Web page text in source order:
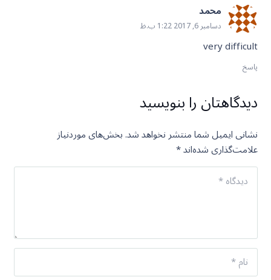
محمد
دسامبر 6, 2017 1:22 ب.ظ
very difficult
پاسخ
دیدگاهتان را بنویسید
نشانی ایمیل شما منتشر نخواهد شد.بخش‌های موردنیاز
علامت‌گذاری شده‌اند*